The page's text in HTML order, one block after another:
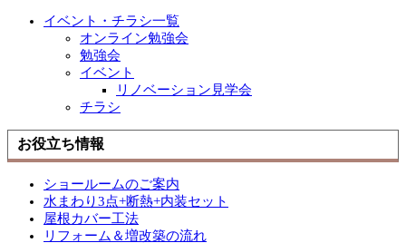
イベント・チラシ一覧
オンライン勉強会
勉強会
イベント
リノベーション見学会
チラシ
お役立ち情報
ショールームのご案内
水まわり3点+断熱+内装セット
屋根カバー工法
リフォーム＆増改築の流れ